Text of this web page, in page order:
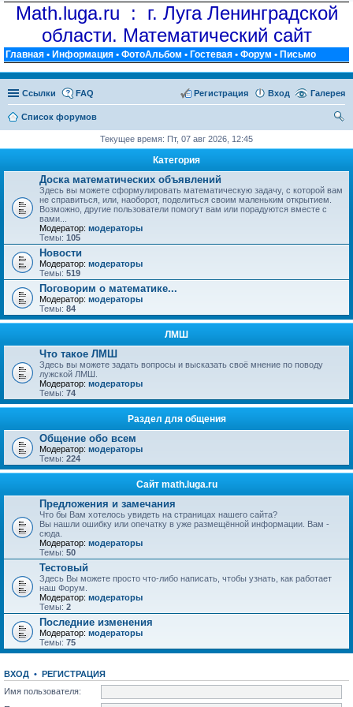
Math.luga.ru : г. Луга Ленинградской
области. Математический сайт
Главная • Информация • ФотоАльбом • Гостевая • Форум • Письмо
Ссылки Галерея
FAQ Вход
Регистрация
Список форумов
Текущее время: Пт, 07 авг 2026, 12:45
Категория
Доска математических объявлений
Здесь вы можете сформулировать математическую задачу, с которой вам
не справиться, или, наоборот, поделиться своим маленьким открытием.
Возможно, другие пользователи помогут вам или порадуются вместе с
вами...
Модератор: модераторы
Темы: 105
Новости
Модератор: модераторы
Темы: 519
Поговорим о математике...
Модератор: модераторы
Темы: 84
ЛМШ
Что такое ЛМШ
Здесь вы можете задать вопросы и высказать своё мнение по поводу
лужской ЛМШ.
Модератор: модераторы
Темы: 74
Раздел для общения
Общение обо всем
Модератор: модераторы
Темы: 224
Сайт math.luga.ru
Предложения и замечания
Что бы Вам хотелось увидеть на страницах нашего сайта?
Вы нашли ошибку или опечатку в уже размещённой информации. Вам -
сюда.
Модератор: модераторы
Темы: 50
Тестовый
Здесь Вы можете просто что-либо написать, чтобы узнать, как работает
наш Форум.
Модератор: модераторы
Темы: 2
Последние изменения
Модератор: модераторы
Темы: 75
ВХОД • РЕГИСТРАЦИЯ
Имя пользователя: